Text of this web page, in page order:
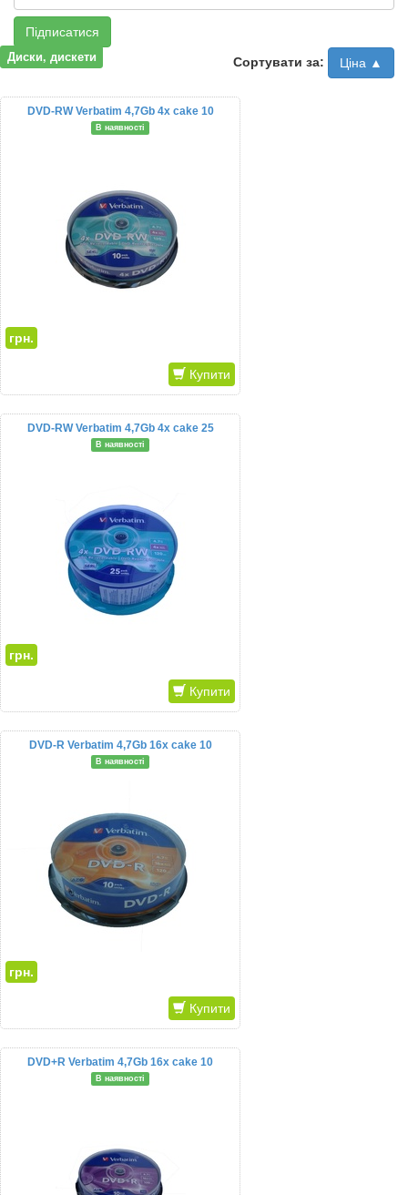
Підписатися
Сортувати за: Ціна ▲
Диски, дискети
DVD-RW Verbatim 4,7Gb 4x cake 10
В наявності
грн.
Купити
DVD-RW Verbatim 4,7Gb 4x cake 25
В наявності
грн.
Купити
DVD-R Verbatim 4,7Gb 16x cake 10
В наявності
грн.
Купити
DVD+R Verbatim 4,7Gb 16x cake 10
В наявності